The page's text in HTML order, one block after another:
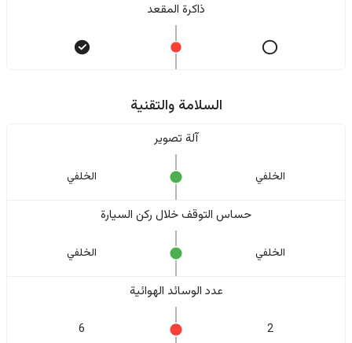
ذاكرة المقعد
السلامة والتقنية
آلة تصوير
الخلفي الخلفي
حساس التوقف خلال ركن السيارة
الخلفي الخلفي
عدد الوسائد الهوائية
2
6